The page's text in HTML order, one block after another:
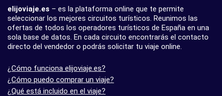
elijoviaje.es – es la plataforma online que te permite
seleccionar los mejores circuitos turísticos. Reunimos las
ofertas de todos los operadores turísticos de España en una
sola base de datos. En cada circuito encontrarás el contacto
directo del vendedor o podrás solicitar tu viaje online.
¿Cómo funciona elijoviaje.es?
¿Cómo puedo comprar un viaje?
¿Qué está incluido en el viaje?